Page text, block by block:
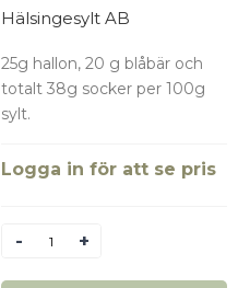
Hälsingesylt AB
25g hallon, 20 g blåbär och
totalt 38g socker per 100g
sylt.
Logga in för att se pris
Antal